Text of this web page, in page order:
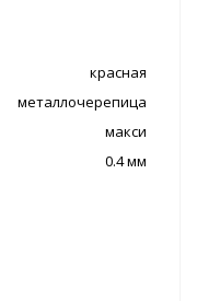
красная
металлочерепица
макси
0.4 мм